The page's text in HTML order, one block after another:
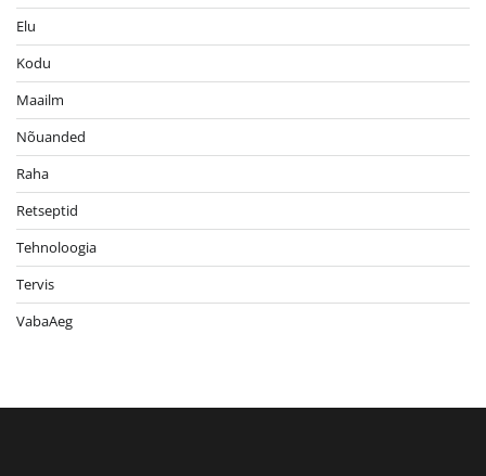
Elu
Kodu
Maailm
Nõuanded
Raha
Retseptid
Tehnoloogia
Tervis
VabaAeg